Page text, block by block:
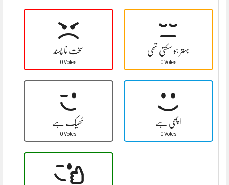
سخت نا پسند
0 Votes
بہتر ہو سکتی تھی
0 Votes
ٹھیک ہے
0 Votes
اچھی ہے
0 Votes